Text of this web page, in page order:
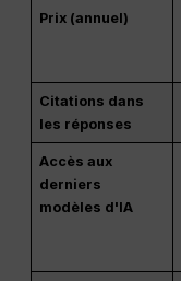
Prix (annuel)
Citations dans
les réponses
Accès aux
derniers
modèles d'IA